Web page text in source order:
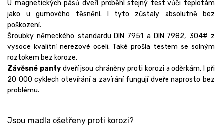
U magnetických pásů dveří proběhl stejný test vůči teplotám
jako u gumového těsnění. I tyto zůstaly absolutně bez
poškození.
Šroubky německého standardu DIN 7951 a DIN 7982, 304# z
vysoce kvalitní nerezové oceli. Také prošla testem se solným
roztokem bez koroze.
Závěsné pantydveří jsou chráněny proti korozi a oděrkám. I při
20 000 cyklech otevírání a zavírání fungují dveře naprosto bez
problému.
Jsou madla ošetřeny proti korozi?